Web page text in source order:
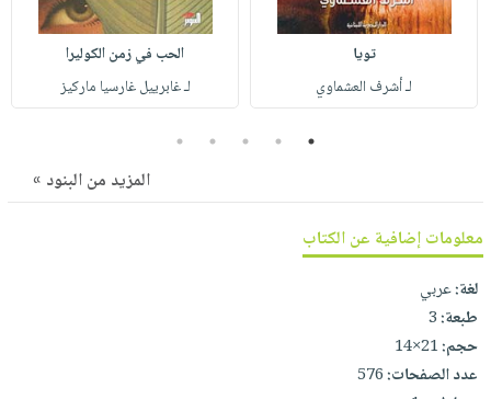
تويا
لـ أشرف العشماوي
الحب في زمن الكوليرا
لـ غابرييل غارسيا ماركيز
1
2
3
4
5
المزيد من البنود »
معلومات إضافية عن الكتاب
لغة:عربي
طبعة:3
حجم:21×14
عدد الصفحات:576